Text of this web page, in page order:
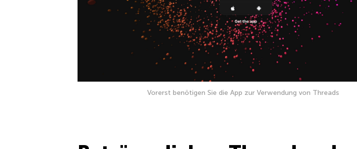
Vorerst benötigen Sie die App zur Verwendung von Threads